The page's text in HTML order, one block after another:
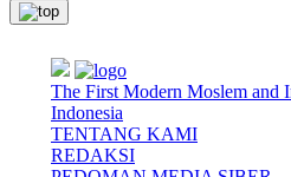
The First Modern Moslem and
Indonesia
TENTANG KAMI
REDAKSI